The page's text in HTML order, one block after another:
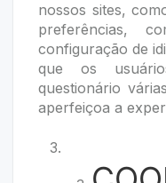
nossos sites,
preferências,
configuração de
que os
questionário
aperfeiçoa a